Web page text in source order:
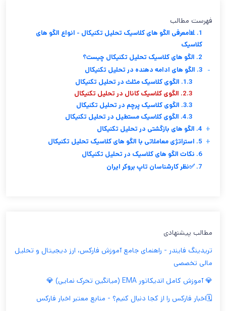
فهرست مطالب
1. 📊معرفی الگو های کلاسیک تحلیل تکنیکال - انواع الگو های
کلاسیک
2. الگو های کلاسیک تحلیل تکنیکال چیست؟
3. الگو های ادامه دهنده در تحلیل تکنیکال -
1.3. الگوی کلاسیک مثلث در تحلیل تکنیکال
2.3. الگوی کلاسیک کانال در تحلیل تکنیکال
3.3. الگوی کلاسیک پرچم در تحلیل تکنیکال
4.3. الگوی کلاسیک مستطیل در تحلیل تکنیکال
4. الگو های بازگشتی در تحلیل تکنیکال +
5. استراتژی معاملاتی با الگو های کلاسیک تحلیل تکنیکال +
6. نکات الگو های کلاسیک در تحلیل تکنیکال
7. ✅نظر کارشناسان تاپ بروکر ایران
مطالب پیشنهادی
تریدینگ فایندر - راهنمای جامع آموزش فارکس، ارز دیجیتال و تحلیل
مالی تخصصی
💎 آموزش کامل اندیکاتور EMA (میانگین تحرک نمایی) 💎
🗓️اخبار فارکس را از کجا دنبال کنیم؟ - منابع معتبر اخبار فارکس